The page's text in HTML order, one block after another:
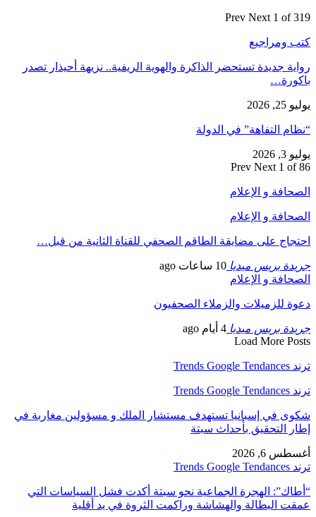
Prev Next 1 of 319
كتب ومراجيع
رواية جديدة تستحضر الذاكرة والهوية الريفية.. نزيهة أحيذار تصدر
باكورة…
يوليو 25, 2026
“نظام التفاهة” في الدولة
يوليو 3, 2026
Prev Next 1 of 86
الصحافة و الإعلام
الصحافة و الإعلام
احتجاج على مضايقة الطاقم الصحفي للقناة الثانية من قبل…
جريدة بريس ميديا 10 ساعات ago
الصحافة و الإعلام
دعوة للزميلات والزملاء الصحفيون
جريدة بريس ميديا 4 أيام ago
Load More Posts
ترند Trends Google Tendances
ترند Trends Google Tendances
شكوى في إسبانيا تستهدف مستشار الملك و مسؤولين مغاربة في
إطار التحقيق بأحداث سبتة
أغسطس 6, 2026
ترند Trends Google Tendances
“أطاك”: الهجرة الجماعية نحو سبتة أكدت فشل السياسات التي
عمقت البطالة والهشاشة وراكمت الثروة في يد أقلية